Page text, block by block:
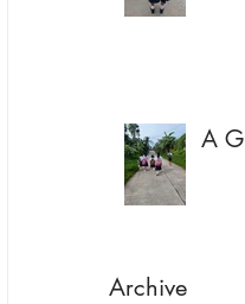
A
Archive